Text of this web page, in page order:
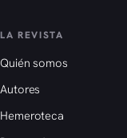
LA REVISTA
Quién somos
Autores
Hemeroteca